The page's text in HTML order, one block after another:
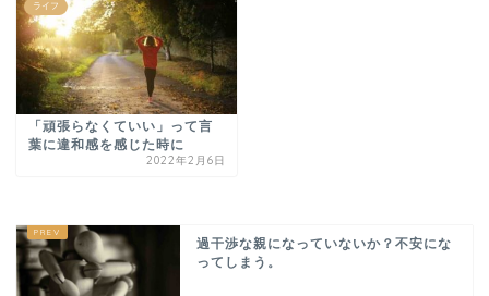
ライフ
「頑張らなくていい」って言
葉に違和感を感じた時に
2022年2月6日
過干渉な親になっていないか？不安にな
ってしまう。